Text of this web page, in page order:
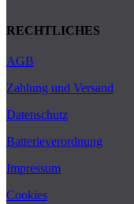
RECHTLICHES
AGB
Zahlung und Versand
Datenschutz
Batterieverordnung
Impressum
Cookies